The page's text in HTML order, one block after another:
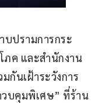
บปรามการกระ
ภค และสำนักงาน
กันเฝ้าระวังการ
วบคุมพิเศษ” ที่ร้าน